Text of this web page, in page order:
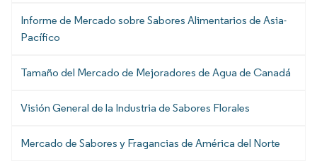
Informe de Mercado sobre Sabores Alimentarios de Asia-
Pacífico
Tamaño del Mercado de Mejoradores de Agua de Canadá
Visión General de la Industria de Sabores Florales
Mercado de Sabores y Fragancias de América del Norte